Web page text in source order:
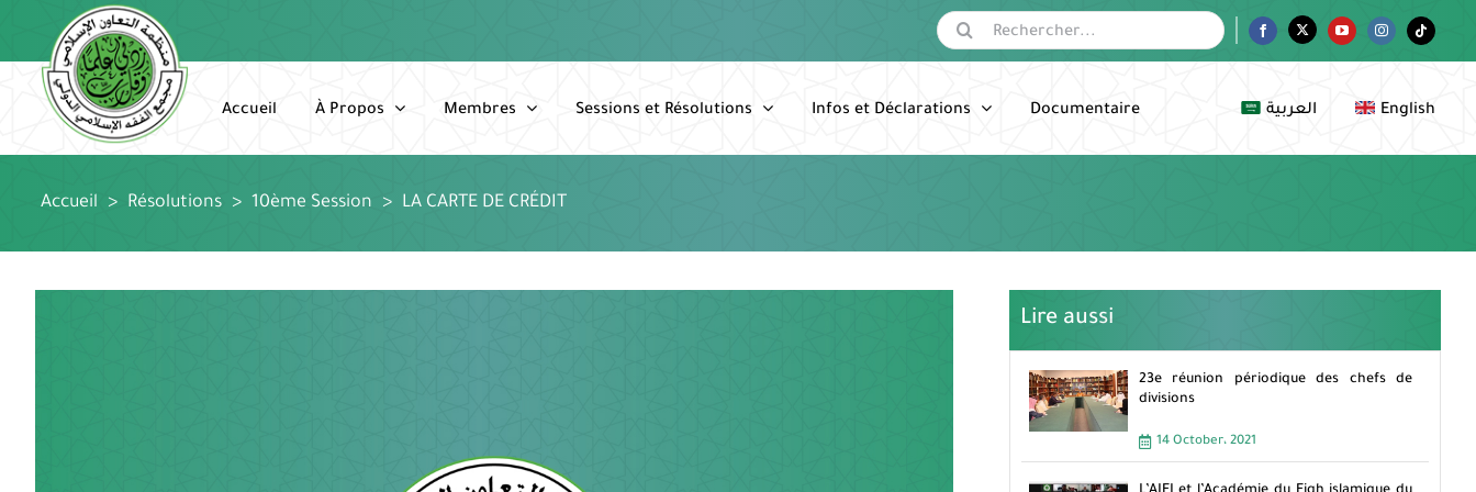
contenu
Rechercher:
FacebookTwitter YouTubeInstagramTiktok
Accueil À Propos Membres Sessions et Résolutions Infos et Déclarations Documentaire العربية English
Accueil > Résolutions > 10ème Session > LA CARTE DE CRÉDIT
Lire aussi
23e réunion périodique des chefs de
divisions
14 October، 2021